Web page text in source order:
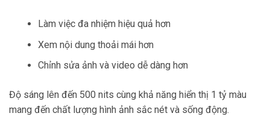
Làm việc đa nhiệm hiệu quả hơn
Xem nội dung thoải mái hơn
Chỉnh sửa ảnh và video dễ dàng hơn
Độ sáng lên đến 500 nits cùng khả năng hiển thị 1 tỷ màu
mang đến chất lượng hình ảnh sắc nét và sống động.